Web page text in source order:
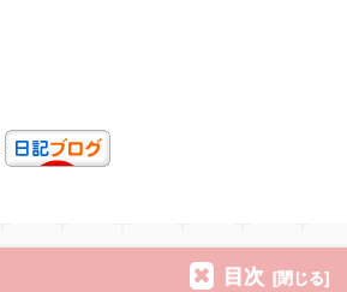
目次